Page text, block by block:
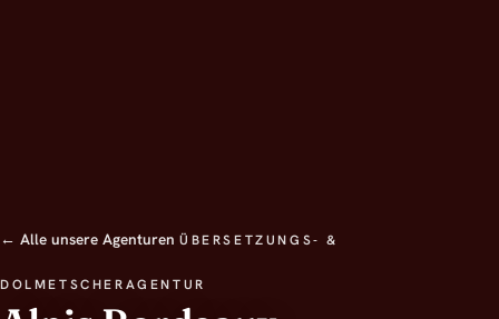
← Alle unsere Agenturen ÜBERSETZUNGS- &
DOLMETSCHERAGENTUR